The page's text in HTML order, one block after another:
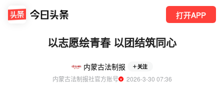
打开APP
以志愿绘青春 以团结筑同心
内蒙古法制报 关注
内蒙古法制报社官方账号
  2026-3-30 07:36